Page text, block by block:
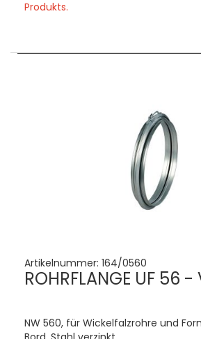
Produkts.
Artikelnummer: 164/0560
ROHRFLANGE UF 56 -
NW 560, für Wickelfalzrohre und